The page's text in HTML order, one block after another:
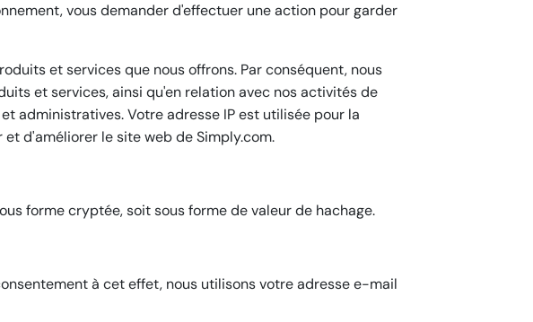
vous demander d'effectuer une action pour garder
et services que nous offrons. Par conséquent, nous
et services, ainsi qu'en relation avec nos activités de
administratives. Votre adresse IP est utilisée pour la
d'améliorer le site web de Simply.com.
forme cryptée, soit sous forme de valeur de hachage.
à cet effet, nous utilisons votre adresse e-mail